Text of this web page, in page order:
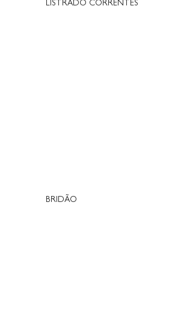
LISTRADO CORRENTES
BRIDÃO